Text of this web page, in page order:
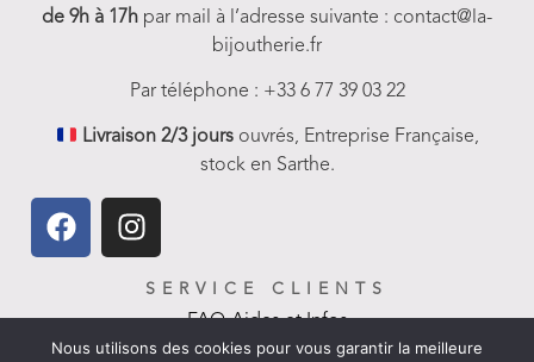
de 9h à 17h par mail à l’adresse suivante : contact@la-
bijoutherie.fr
Par téléphone : +33 6 77 39 03 22
Livraison 2/3 joursouvrés, Entreprise Française,
stock en Sarthe.
SERVICE CLIENTS
FAQ-Aides et Infos
Nous utilisons des cookies pour vous garantir la meilleure